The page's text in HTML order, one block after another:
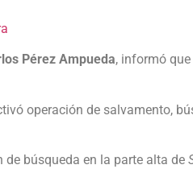
Pérez Ampueda, informó
operación de salvamento,
búsqueda en la parte alta de